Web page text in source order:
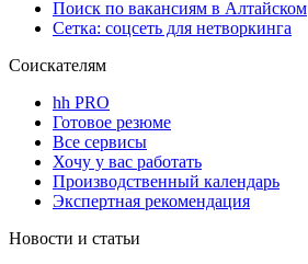
Поиск по вакансиям в Алтайском
Сетка: соцсеть для нетворкинга
Соискателям
hh PRO
Готовое резюме
Все сервисы
Хочу у вас работать
Производственный календарь
Экспертная рекомендация
Новости и статьи